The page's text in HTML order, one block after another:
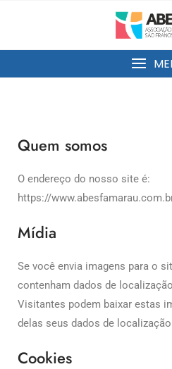
Quem somos
O endereço do nosso site é:
https://
Mídia
Se você envia imagens para o
contenham dados de
Visitantes podem baixar estas
delas seus dados de
Cookies